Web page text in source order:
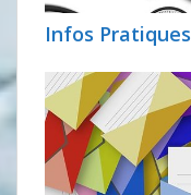
Infos Pratiques